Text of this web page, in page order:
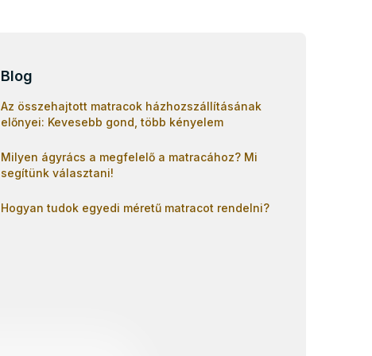
Blog
Az összehajtott matracok házhozszállításának
előnyei: Kevesebb gond, több kényelem
Milyen ágyrács a megfelelő a matracához? Mi
segítünk választani!
Hogyan tudok egyedi méretű matracot rendelni?